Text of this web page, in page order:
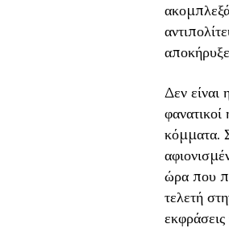
Δεν είναι
κόμματα.
ώρα που
τελετή